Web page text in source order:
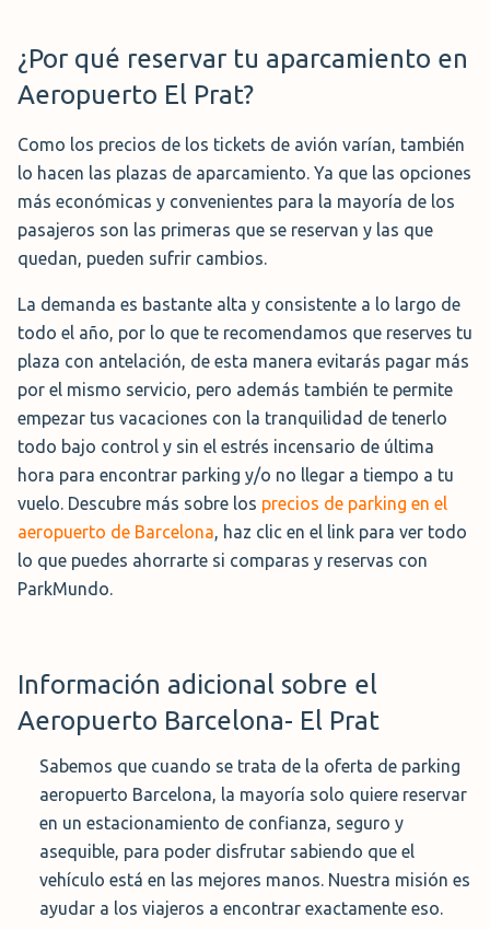
¿Por qué reservar tu aparcamiento en
Aeropuerto El Prat?
Como los precios de los tickets de avión varían, también
lo hacen las plazas de aparcamiento. Ya que las opciones
más económicas y convenientes para la mayoría de los
pasajeros son las primeras que se reservan y las que
quedan, pueden sufrir cambios.
La demanda es bastante alta y consistente a lo largo de
todo el año, por lo que te recomendamos que reserves tu
plaza con antelación, de esta manera evitarás pagar más
por el mismo servicio, pero además también te permite
empezar tus vacaciones con la tranquilidad de tenerlo
todo bajo control y sin el estrés incensario de última
hora para encontrar parking y/o no llegar a tiempo a tu
vuelo. Descubre más sobre los precios de parking en el
aeropuerto de Barcelona, haz clic en el link para ver todo
lo que puedes ahorrarte si comparas y reservas con
ParkMundo.
Información adicional sobre el
Aeropuerto Barcelona- El Prat
Sabemos que cuando se trata de la oferta de parking
aeropuerto Barcelona, la mayoría solo quiere reservar
en un estacionamiento de confianza, seguro y
asequible, para poder disfrutar sabiendo que el
vehículo está en las mejores manos. Nuestra misión es
ayudar a los viajeros a encontrar exactamente eso.